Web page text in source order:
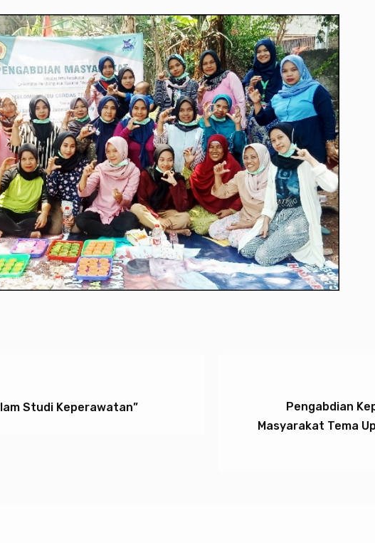
Studi Keperawatan”
Pengabdian
Masyarakat Tema